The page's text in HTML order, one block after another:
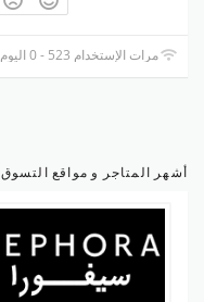
مرات الإستخدام 523 - 0 اليوم
أشهر المتاجر و مواقع التسوق